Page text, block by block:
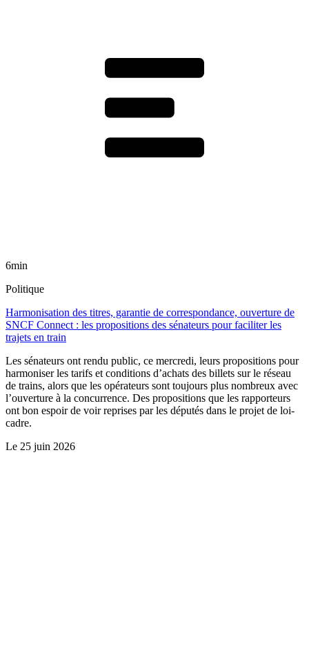
6min
Politique
Harmonisation des titres, garantie de correspondance, ouverture de
SNCF Connect : les propositions des sénateurs pour faciliter les
trajets en train
Les sénateurs ont rendu public, ce mercredi, leurs propositions pour
harmoniser les tarifs et conditions d’achats des billets sur le réseau
de trains, alors que les opérateurs sont toujours plus nombreux avec
l’ouverture à la concurrence. Des propositions que les rapporteurs
ont bon espoir de voir reprises par les députés dans le projet de loi-
cadre.
Le 25 juin 2026